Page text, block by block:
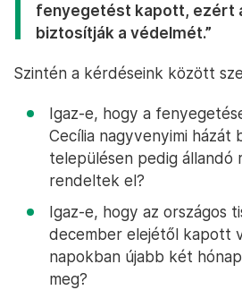
fenyegetést kapott, ezért
biztosítják a védelmét.”
Szintén a kérdéseink között
Igaz-e, hogy a
Cecília nagyvenyimi házát
településen pedig állandó
rendeltek el?
Igaz-e, hogy az országos
december elejétől kapott
napokban újabb két
meg?